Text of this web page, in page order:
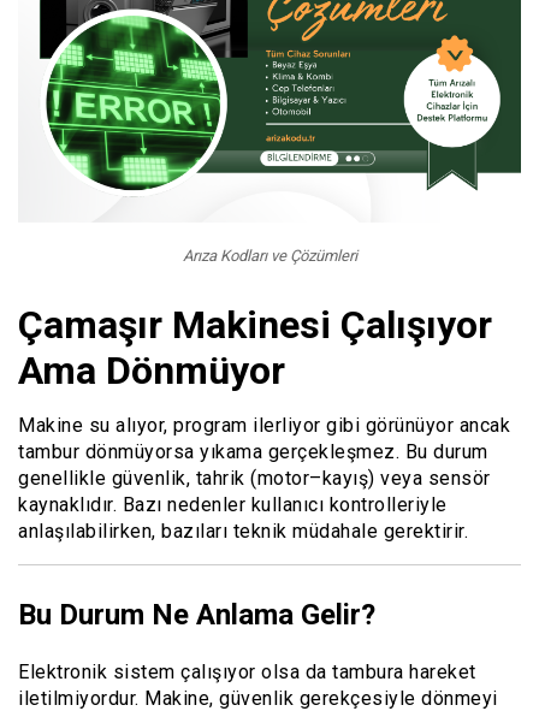
Arıza Kodları ve Çözümleri
Çamaşır Makinesi Çalışıyor
Ama Dönmüyor
Makine su alıyor, program ilerliyor gibi görünüyor ancak
tambur dönmüyorsa yıkama gerçekleşmez. Bu durum
genellikle güvenlik, tahrik (motor–kayış) veya sensör
kaynaklıdır. Bazı nedenler kullanıcı kontrolleriyle
anlaşılabilirken, bazıları teknik müdahale gerektirir.
Bu Durum Ne Anlama Gelir?
Elektronik sistem çalışıyor olsa da tambura hareket
iletilmiyordur. Makine, güvenlik gerekçesiyle dönmeyi